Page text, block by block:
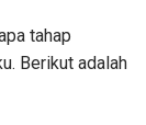
tahap
Berikut adalah